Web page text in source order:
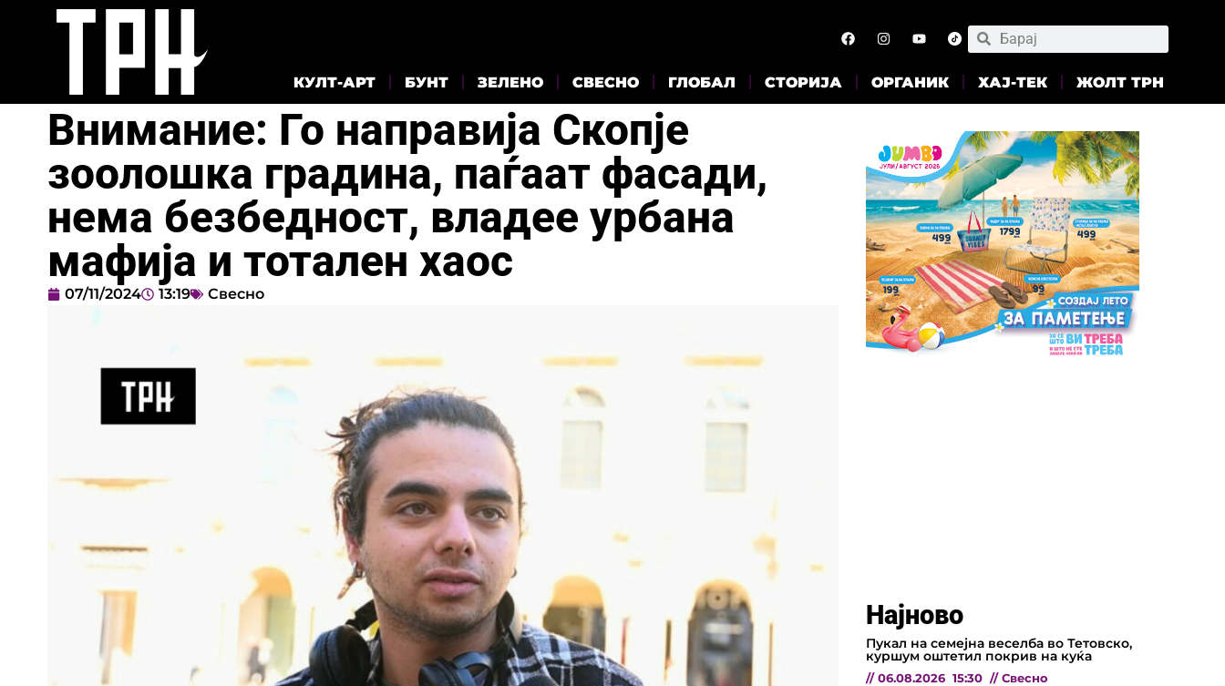
КУЛТ-АРТ БУНТ ЗЕЛЕНО СВЕСНО ГЛОБАЛ СТОРИЈА ОРГАНИК ХАЈ-ТЕК ЖОЛТ ТРН
Внимание: Го направија Скопје
зоолошка градина, паѓаат фасади,
нема безбедност, владее урбана
мафија и тотален хаос
07/11/2024 13:19 Свесно
Најново
Пукал на семејна веселба во Тетовско,
куршум оштетил покрив на куќа
// 06.08.2026 15:30 // Свесно